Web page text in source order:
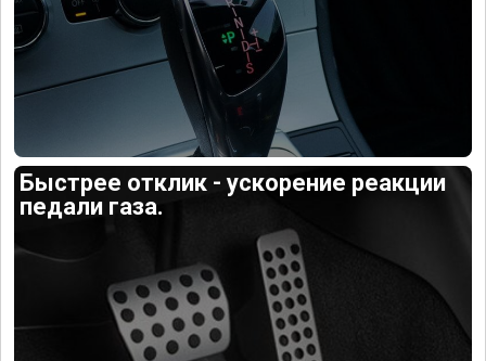
Быстрее отклик - ускорение реакции
педали газа.